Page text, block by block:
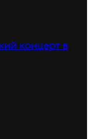
концерт в